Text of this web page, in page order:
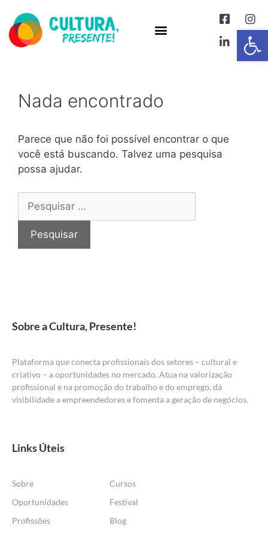
Abrir
Nada encontrado
Parece que não foi possível encontrar o que
você está buscando. Talvez uma pesquisa
possa ajudar.
Sobre a Cultura, Presente!
Plataforma que conecta profissionais dos setores – cultural e
criativo – a oportunidades no mercado. Atua na valorização
profissional e na promoção do trabalho e do emprego, dá
visibilidade a empreendedores e fomenta a geração de negócios.
Links Úteis
Sobre
Oportunidades
Profissões
Cursos
Festival
Blog